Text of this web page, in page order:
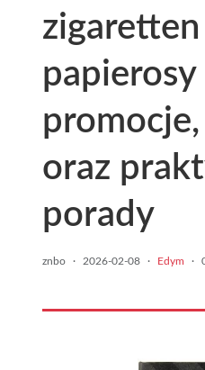
papierosy
oraz
porady
znbo · 2026-02-08 · Edym ·